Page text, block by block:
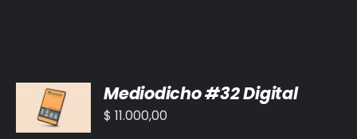
AL
CARRITO
/
Mediodicho #32 Digital
$ 11.000,00